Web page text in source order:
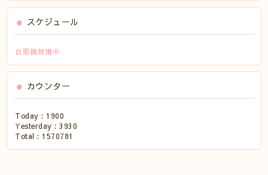
スケジュール
自販機稼働中
カウンター
Today : 1900
Yesterday :3930
Total : 1570781